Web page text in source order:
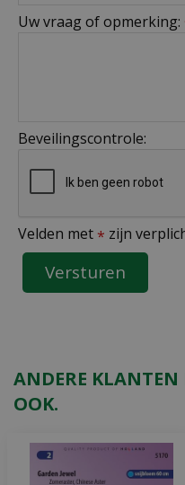
Uw vraag of opmerking:
Beveilingscontrole:
Velden met * zijn
ANDERE KLANTEN
OOK.